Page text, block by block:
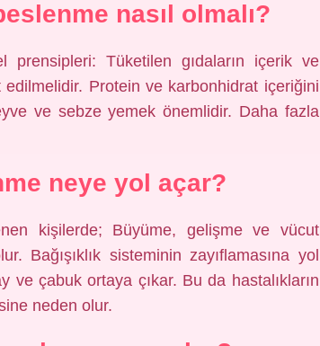
nasıl olmalı?
prensipleri: Tüketilen gıdaların içerik ve
Protein ve karbonhidrat içeriğini
ve sebze yemek önemlidir. Daha fazla
neye yol açar?
kişilerde; Büyüme, gelişme ve vücut
Bağışıklık sisteminin zayıflamasına yol
ve çabuk ortaya çıkar. Bu da hastalıkların
neden olur.